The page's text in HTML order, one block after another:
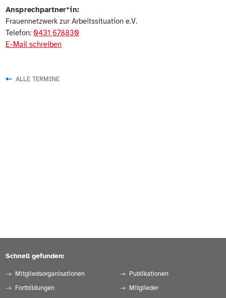
Ansprechpartner*in:
Frauennetzwerk zur Arbeitssituation e.V.
Telefon: 0431 678830
E-Mail schreiben
ALLE TERMINE
Schnell gefunden:
Mitgliedsorganisationen
Fortbildungen
Publikationen
Mitglieder